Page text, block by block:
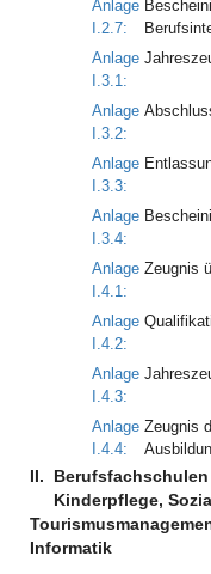
Anlage
I.2.7:
Anlage
I.3.1:
Anlage
I.3.2:
Anlage
I.3.3:
Anlage
I.3.4:
Anlage
I.4.1:
Zeugnis
Anlage
I.4.2:
Anlage
I.4.3:
Anlage
I.4.4:
Zeugnis
II.
Kinderpflege,
Informatik